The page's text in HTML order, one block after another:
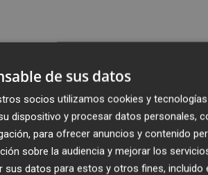
Valenciana como el
elaborada por la secretaria
PSPV,
aportar el diseño a las políticas
de la revolución científica y
y la experiencia del diseño”,
de sus datos
socios utilizamos cookies y
dispositivo y procesar datos personales,
para ofrecer anuncios y contenido
sobre la audiencia y mejorar los
sus datos para estos y otros fines,